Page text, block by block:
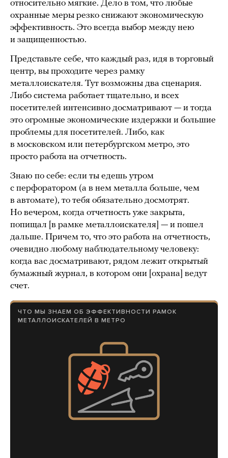
относительно мягкие. Дело в том, что любые
охранные меры резко снижают экономическую
эффективность. Это всегда выбор между нею
и защищенностью.
Представьте себе, что каждый раз, идя в торговый
центр, вы проходите через рамку
металлоискателя. Тут возможны два сценария.
Либо система работает тщательно, и всех
посетителей интенсивно досматривают — и тогда
это огромные экономические издержки и большие
проблемы для посетителей. Либо, как
в московском или петербургском метро, это
просто работа на отчетность.
Знаю по себе: если ты едешь утром
с перфоратором (а в нем металла больше, чем
в автомате), то тебя обязательно досмотрят.
Но вечером, когда отчетность уже закрыта,
попищал [в рамке металлоискателя] — и пошел
дальше. Причем то, что это работа на отчетность,
очевидно любому наблюдательному человеку:
когда вас досматривают, рядом лежит открытый
бумажный журнал, в котором они [охрана] ведут
счет.
ЧТО МЫ ЗНАЕМ ОБ ЭФФЕКТИВНОСТИ РАМОК
МЕТАЛЛОИСКАТЕЛЕЙ В МЕТРО